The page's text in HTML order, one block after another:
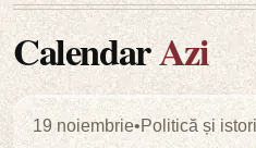
CalendarAzi
19 noiembrie•Politică și